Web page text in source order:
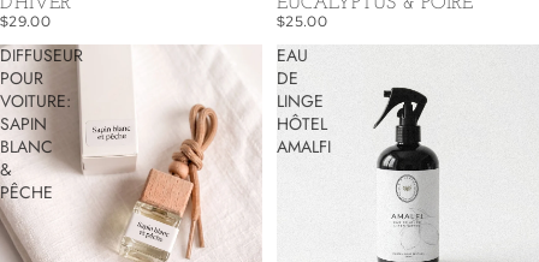
$29.00
$25.00
DIFFUSEUR
POUR
VOITURE:
SAPIN
BLANC
&
PÊCHE
EAU
DE
LINGE
HÔTEL
AMALFI